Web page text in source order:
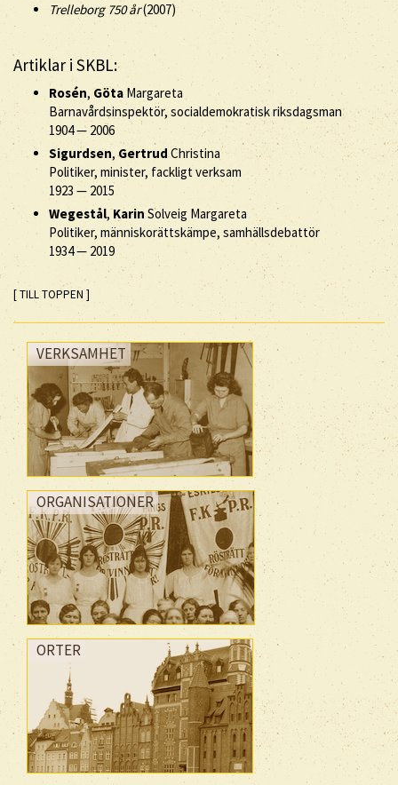
Trelleborg 750 år(2007)
Artiklar i SKBL:
Rosén, Göta Margareta
Barnavårdsinspektör, socialdemokratisk riksdagsman
1904— 2006
Sigurdsen,GertrudChristina
Politiker, minister, fackligt verksam
1923— 2015
Wegestål,Karin Solveig Margareta
Politiker, människorättskämpe, samhällsdebattör
1934— 2019
[ TILL TOPPEN ]
VERKSAMHET
ORGANISATIONER
ORTER